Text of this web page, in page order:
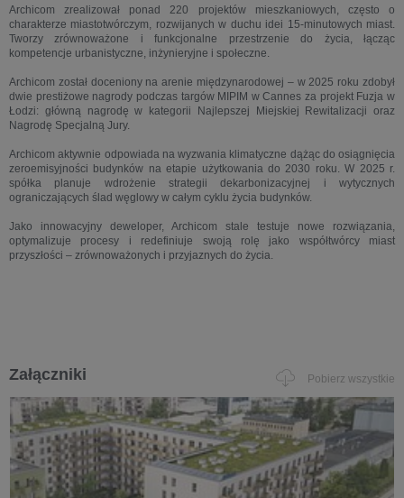
Archicom zrealizował ponad 220 projektów mieszkaniowych, często o
charakterze miastotwórczym, rozwijanych w duchu idei 15-minutowych miast.
Tworzy zrównoważone i funkcjonalne przestrzenie do życia, łącząc
kompetencje urbanistyczne, inżynieryjne i społeczne.
Archicom został doceniony na arenie międzynarodowej – w 2025 roku zdobył
dwie prestiżowe nagrody podczas targów MIPIM w Cannes za projekt Fuzja w
Łodzi: główną nagrodę w kategorii Najlepszej Miejskiej Rewitalizacji oraz
Nagrodę Specjalną Jury.
Archicom aktywnie odpowiada na wyzwania klimatyczne dążąc do osiągnięcia
zeroemisyjności budynków na etapie użytkowania do 2030 roku. W 2025 r.
spółka planuje wdrożenie strategii dekarbonizacyjnej i wytycznych
ograniczających ślad węglowy w całym cyklu życia budynków.
Jako innowacyjny deweloper, Archicom stale testuje nowe rozwiązania,
optymalizuje procesy i redefiniuje swoją rolę jako współtwórcy miast
przyszłości – zrównoważonych i przyjaznych do życia.
Załączniki Pobierz wszystkie